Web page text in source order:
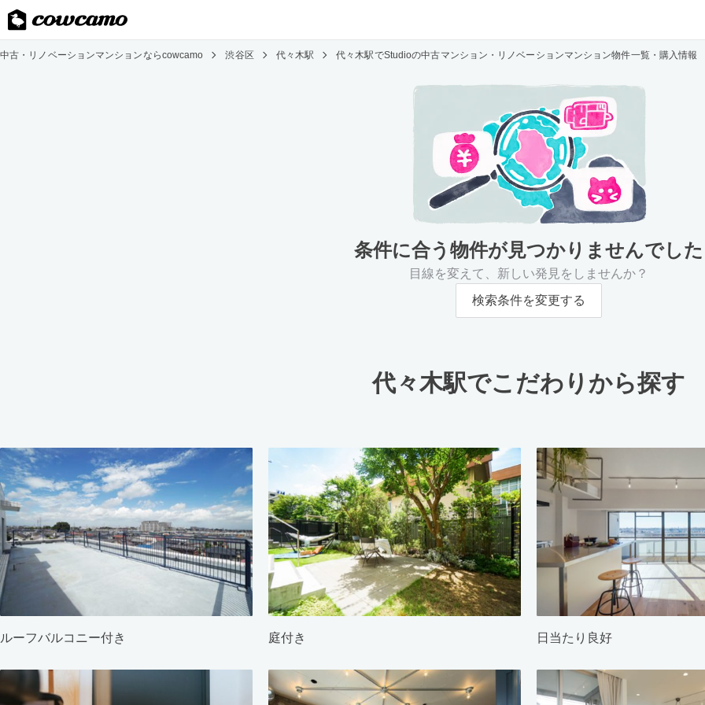
中古・リノベーションマンションならcowcamo 渋谷区 代々木駅 代々木駅でStudioの中古マンション・リノベーションマンション物件一覧・購入情報
条件に合う物件が見つかりませんでした
目線を変えて、新しい発見をしませんか？
検索条件を変更する
代々木駅でこだわりから探す
ルーフバルコニー付き 庭付き 日当たり良好